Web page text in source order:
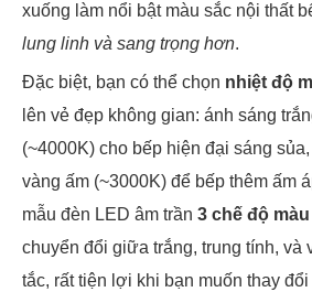
xuống làm nổi bật màu sắc nội thất
lung linh và sang trọng hơn.
Đặc biệt, bạn có thể chọn nhiệt độ
lên vẻ đẹp không gian: ánh sáng
(~4000K) cho bếp hiện đại sáng
vàng ấm (~3000K) để bếp thêm ấm
mẫu đèn LED âm trần 3 chế độ màu
chuyển đổi giữa trắng, trung tính, và
tắc, rất tiện lợi khi bạn muốn thay